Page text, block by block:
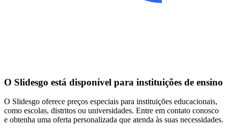
O Slidesgo está disponível para instituições de ensino
O Slidesgo oferece preços especiais para instituições educacionais,
como escolas, distritos ou universidades. Entre em contato conosco
e obtenha uma oferta personalizada que atenda às suas necessidades.